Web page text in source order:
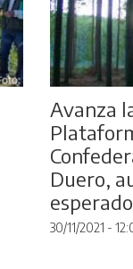
Avanza
Duero,
30/11/2021 -